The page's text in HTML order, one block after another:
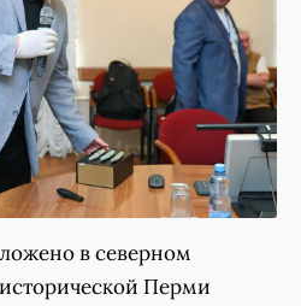
в северном
Перми